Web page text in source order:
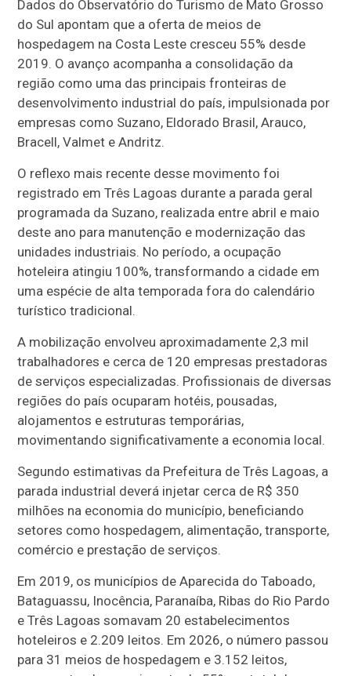
Dados do Observatório do Turismo de Mato Grosso
do Sul apontam que a oferta de meios de
hospedagem na Costa Leste cresceu 55% desde
2019. O avanço acompanha a consolidação da
região como uma das principais fronteiras de
desenvolvimento industrial do país, impulsionada por
empresas como Suzano, Eldorado Brasil, Arauco,
Bracell, Valmet e Andritz.
O reflexo mais recente desse movimento foi
registrado em Três Lagoas durante a parada geral
programada da Suzano, realizada entre abril e maio
deste ano para manutenção e modernização das
unidades industriais. No período, a ocupação
hoteleira atingiu 100%, transformando a cidade em
uma espécie de alta temporada fora do calendário
turístico tradicional.
A mobilização envolveu aproximadamente 2,3 mil
trabalhadores e cerca de 120 empresas prestadoras
de serviços especializadas. Profissionais de diversas
regiões do país ocuparam hotéis, pousadas,
alojamentos e estruturas temporárias,
movimentando significativamente a economia local.
Segundo estimativas da Prefeitura de Três Lagoas, a
parada industrial deverá injetar cerca de R$ 350
milhões na economia do município, beneficiando
setores como hospedagem, alimentação, transporte,
comércio e prestação de serviços.
Em 2019, os municípios de Aparecida do Taboado,
Bataguassu, Inocência, Paranaíba, Ribas do Rio Pardo
e Três Lagoas somavam 20 estabelecimentos
hoteleiros e 2.209 leitos. Em 2026, o número passou
para 31 meios de hospedagem e 3.152 leitos,